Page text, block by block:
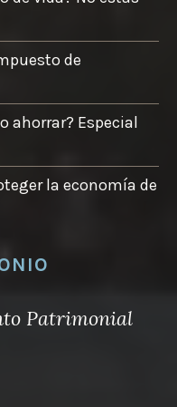
de
ahorrar? Especial
la economía de
Patrimonial